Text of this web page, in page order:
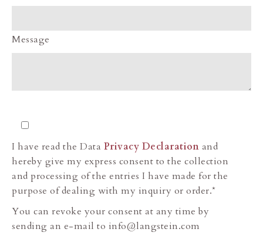
Message
I have read the Data Privacy Declaration and
hereby give my express consent to the collection
and processing of the entries I have made for the
purpose of dealing with my inquiry or order.*
You can revoke your consent at any time by
sending an e-mail to info@langstein.com